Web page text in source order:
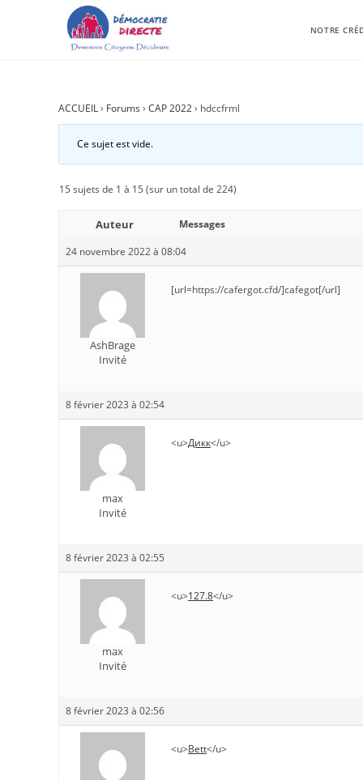
NOTRE
ACCUEIL› Forums › CAP 2022› hdccfrml
Ce sujet est vide.
15 sujets de 1 à 15 (sur un total de 224)
Auteur
Messages
24 novembre 2022 à 08:04
AshBrage
Invité
[url=https://cafergot.cfd/]cafegot[/url]
8 février 2023 à 02:54
max
Invité
<u>Дикк</u>
8 février 2023 à 02:55
max
Invité
<u>127.8</u>
8 février 2023 à 02:56
<u>Bett</u>